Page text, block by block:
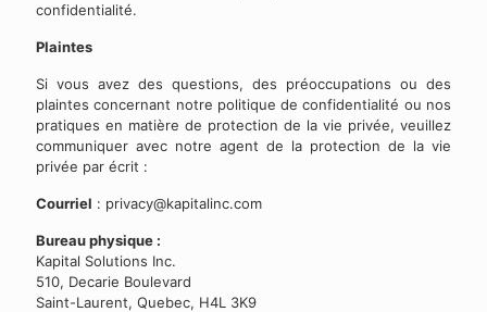
confidentialité.
Plaintes
Si vous avez des questions, des préoccupations ou des
plaintes concernant notre politique de confidentialité ou nos
pratiques en matière de protection de la vie privée, veuillez
communiquer avec notre agent de la protection de la vie
privée par écrit :
Courriel : privacy@kapitalinc.com
Bureau physique :
Kapital Solutions Inc.
510, Decarie Boulevard
Saint-Laurent, Quebec, H4L 3K9